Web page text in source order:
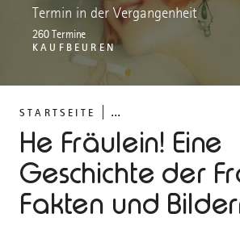
STARTSEITE ...
He Fräulein! Eine
Geschichte der
Fakten und
Termin in der Vergangenheit
260 Termine
KAUFBEUREN